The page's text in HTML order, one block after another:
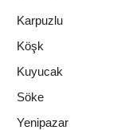
Karpuzlu
Köşk
Kuyucak
Söke
Yenipazar